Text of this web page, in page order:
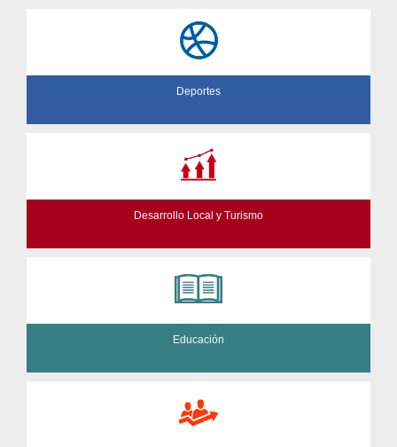
Deportes
Desarrollo Local y Turismo
Educación